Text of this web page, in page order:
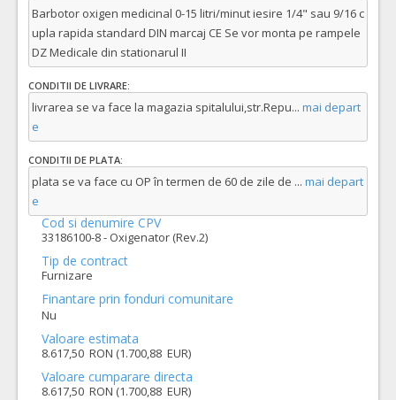
Barbotor oxigen medicinal 0-15 litri/minut iesire 1/4" sau 9/16 c
upla rapida standard DIN marcaj CE Se vor monta pe rampele
DZ Medicale din stationarul II
CONDITII DE LIVRARE:
livrarea se va face la magazia spitalului,str.Repu... mai depart
e
CONDITII DE PLATA:
plata se va face cu OP în termen de 60 de zile de ... mai depart
e
Cod si denumire CPV
33186100-8 - Oxigenator (Rev.2)
Tip de contract
Furnizare
Finantare prin fonduri comunitare
Nu
Valoare estimata
8.617,50 RON (1.700,88 EUR)
Valoare cumparare directa
8.617,50 RON (1.700,88 EUR)